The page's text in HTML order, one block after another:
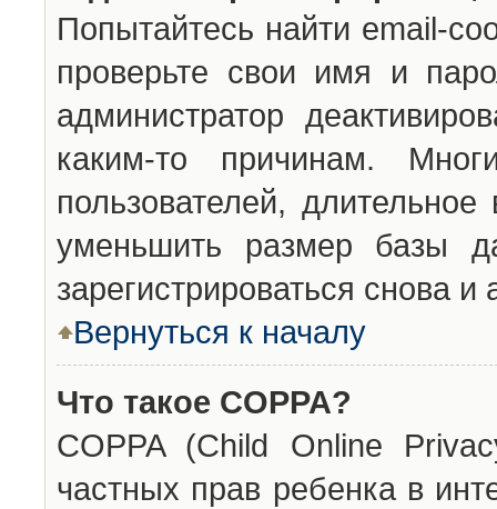
Попытайтесь найти email-
проверьте свои имя и
администратор
каким-то причинам.
пользователей,
уменьшить размер базы
зарегистрироваться снова и
Вернуться к началу
Что такое COPPA?
COPPA (Child Online
частных прав ребенка в